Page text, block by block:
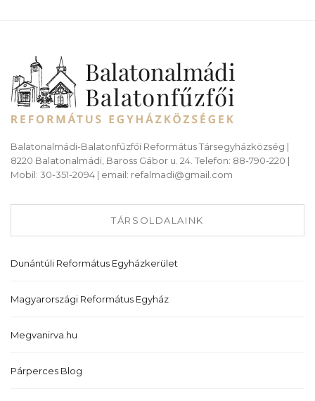
Balatonalmádi-Balatonfűzfői Református Társegyházközség |
8220 Balatonalmádi, Baross Gábor u. 24. Telefon: 88-790-220 |
Mobil: 30-351-2094 | email: refalmadi@gmail.com
TÁRSOLDALAINK
Dunántúli Református Egyházkerület
Magyarországi Református Egyház
Megvanirva.hu
Párperces Blog